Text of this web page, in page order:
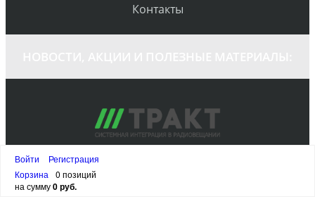
Контакты
Войти
Регистрация
Корзина
0 позиций
на сумму0 руб.